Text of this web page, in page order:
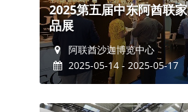
2025第五届中东阿酋联
品展
阿联酋沙迦博览中心
2025-05-14 - 2025-05-17